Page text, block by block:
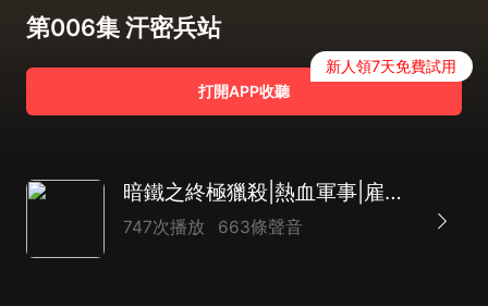
第006集 汗密兵站
打開APP收聽
新人領7天免費試用
暗鐵之終極獵殺|熱血軍事|雇傭兵|多人|都市
747次播放 663條聲音